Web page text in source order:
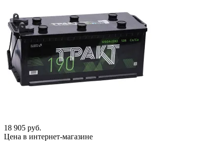
18 905 руб.
Цена в интернет-магазине